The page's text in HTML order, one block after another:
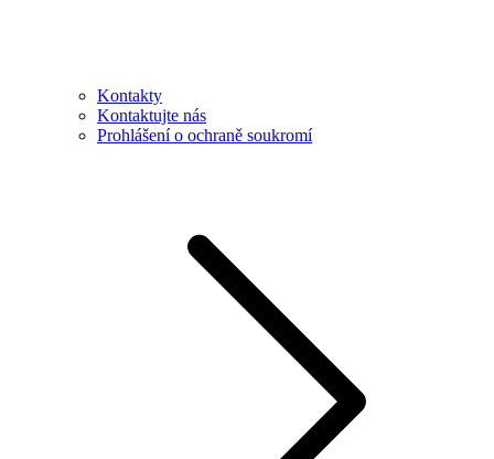
Kontakty
Kontaktujte nás
Prohlášení o ochraně soukromí